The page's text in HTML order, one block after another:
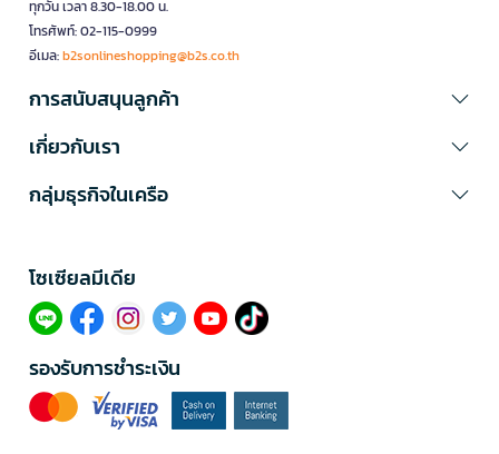
ทุกวัน เวลา 8.30-18.00 น.
โทรศัพท์: 02-115-0999
อีเมล:b2sonlineshopping@b2s.co.th
การสนับสนุนลูกค้า
เกี่ยวกับเรา
กลุ่มธุรกิจในเครือ
โซเซียลมีเดีย​
รองรับการชำระเงิน